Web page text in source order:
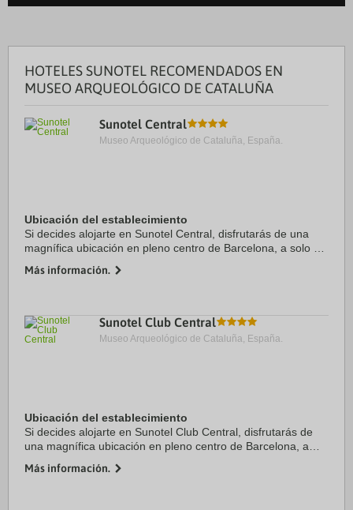
HOTELES SUNOTEL RECOMENDADOS EN
MUSEO ARQUEOLÓGICO DE CATALUÑA
Sunotel Central
Museo Arqueológico de Cataluña, España.
Ubicación del establecimiento
Si decides alojarte en Sunotel Central, disfrutarás de una
magnífica ubicación en pleno centro de Barcelona, a solo 15
este hotel se encuentra a 1,1 ...
Más información.
Sunotel Club Central
Museo Arqueológico de Cataluña, España.
Ubicación del establecimiento
Si decides alojarte en Sunotel Club Central, disfrutarás de
una magnífica ubicación en pleno centro de Barcelona, a
Además, este hotel se encuentra a ...
Más información.